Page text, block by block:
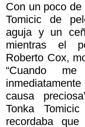
Con un poco
Tomicic de
aguja y un
mientras el
Roberto Cox,
“Cuando
causa
Tonka
recordaba